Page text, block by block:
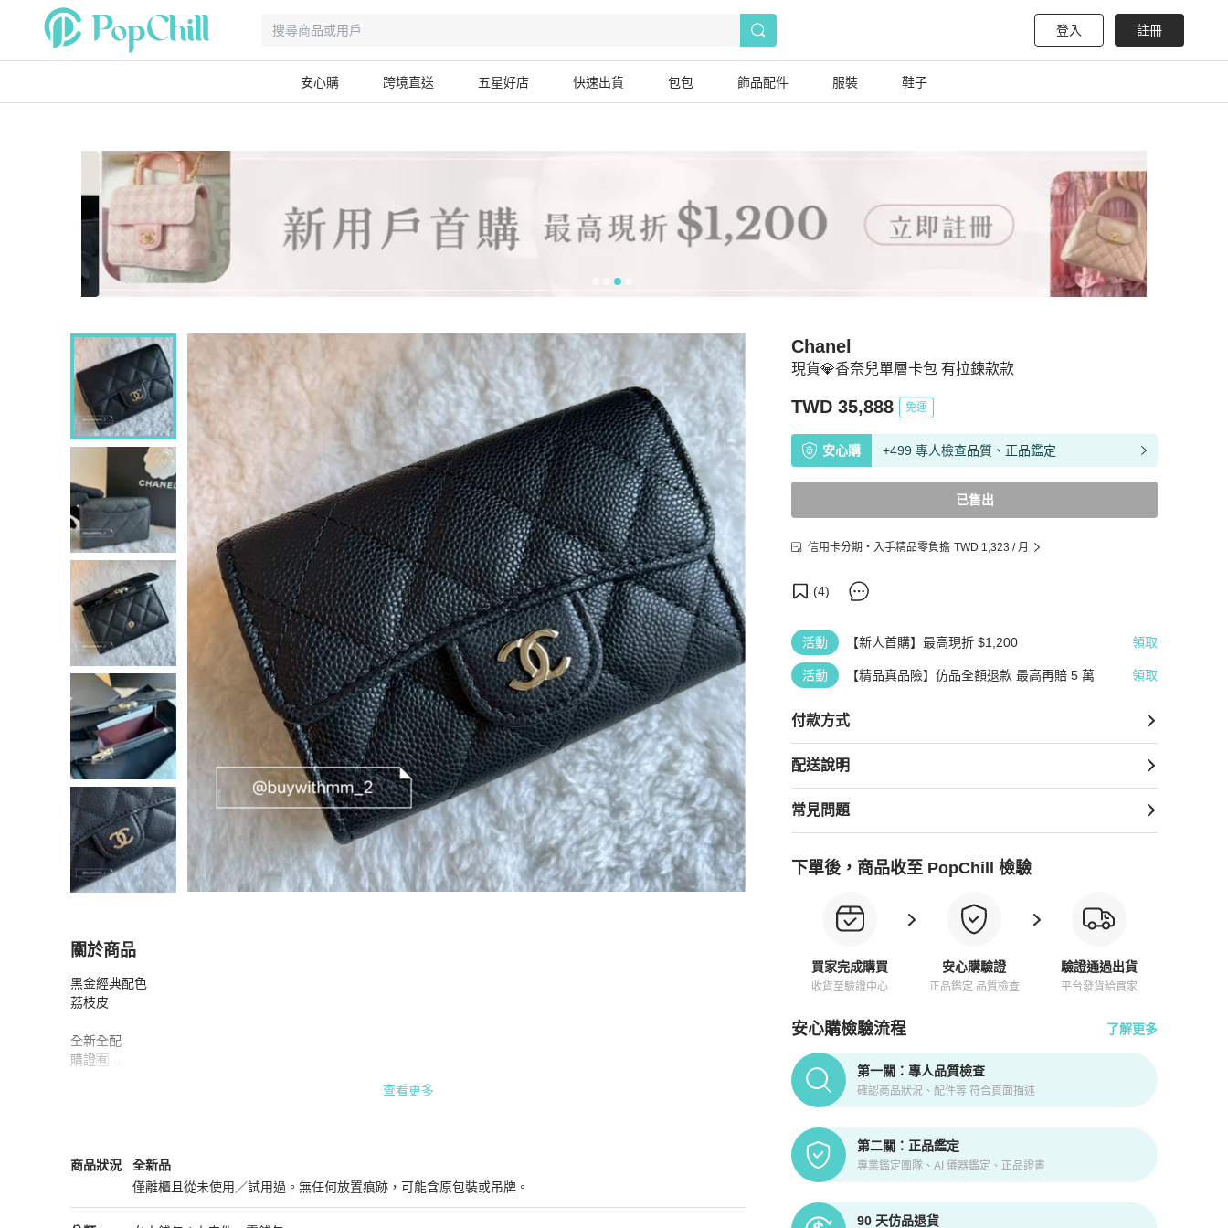
登入 註冊
安心購 跨境直送 五星好店 快速出貨 包包 飾品配件 服裝 鞋子
現貨💎香奈兒單層卡包 有拉鍊款款
Chanel
TWD 35,888 免運
安心購 +499 專人檢查品質、正品鑑定
已售出
信用卡分期・入手精品零負擔 TWD 1,323 / 月
(4)
活動 【新人首購】最高現折 $1,200 領取
活動 【精品真品險】仿品全額退款 最高再賠 5 萬 領取
付款方式
配送說明
常見問題
下單後，商品收至 PopChill 檢驗
買家完成購買
收貨至驗證中心
安心購驗證
正品鑑定 品質檢查
驗證通過出貨
平台發貨給買家
安心購檢驗流程 了解更多
PopChill拍拍圈正品驗證、安心購檢驗流程介紹
第一關：專人品質檢查
確認商品狀況、配件等 符合頁面描述
第二關：正品鑑定
專業鑑定團隊、AI 儀器鑑定、正品證書
90 天仿品退貨
關於商品
關於現貨💎香奈兒單層卡包 有拉鍊款款
黑金經典配色
荔枝皮
全新全配
購證🈶
查看更多
商品狀況
Chanel女士錢包 / 小皮件
全新品
僅離櫃且從未使用／試用過。無任何放置痕跡，可能含原包裝或吊牌。
全新品